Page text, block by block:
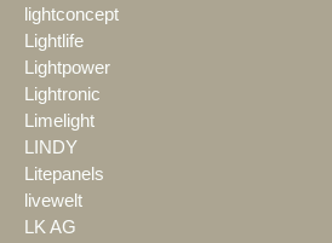
lightconcept
Lightlife
Lightpower
Lightronic
Limelight
LINDY
Litepanels
livewelt
LK AG